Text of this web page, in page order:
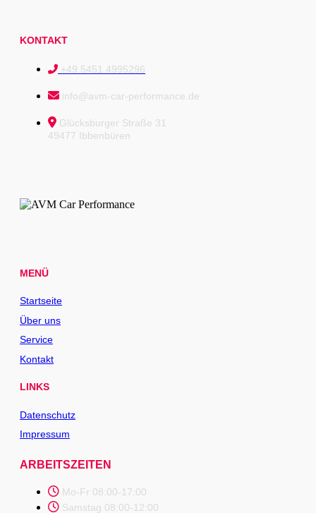
KONTAKT
+49 5451 4995296
info@avm-car-performance.de
Glücksburger Straße 31
49477 Ibbenbüren
MENÜ
Startseite
Über uns
Service
Kontakt
LINKS
Datenschutz
Impressum
ARBEITSZEITEN
Mo-Fr 08:00-17:00
Samstag 08:00-12:00